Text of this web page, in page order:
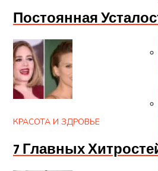
Постоянная
КРАСОТА И ЗДРОВЬЕ
7 Главных